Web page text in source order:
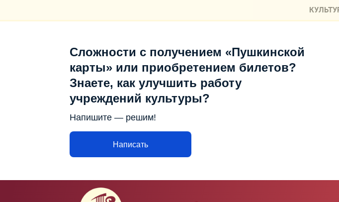
Сложности с получением «Пушкинской
карты» или приобретением билетов?
Знаете, как улучшить работу
учреждений культуры?
Напишите — решим!
Написать